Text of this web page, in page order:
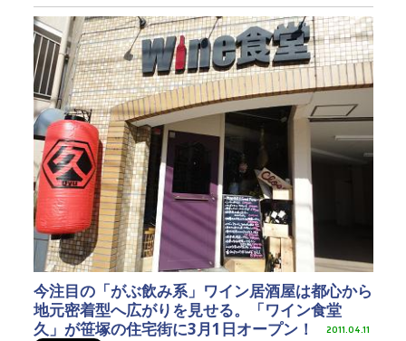
今注目の「がぶ飲み系」ワイン居酒屋は都心から
地元密着型へ広がりを見せる。「ワイン食堂
久」が笹塚の住宅街に3月1日オープン！
2011.04.11